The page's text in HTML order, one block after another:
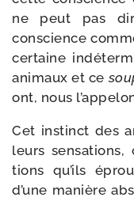
ne peut pas
conscience
cer­taine
ani­maux et ce
ont, nous
Cet ins­tinct des
leurs
tions qu’ils
d’une manière